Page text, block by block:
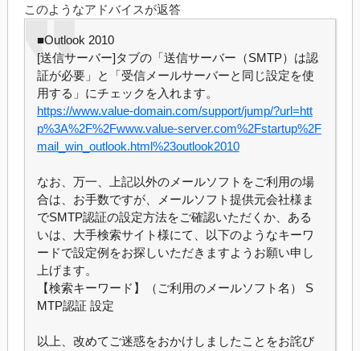
このようなアドバイスが返答
■Outlook 2010
[送信サーバー]タブの「送信サーバー（SMTP）は認
証が必要」と「受信メールサーバーと同じ設定を使
用する」にチェックを入れます。
https://www.value-domain.com/support/jump/?url=htt
p%3A%2F%2Fwww.value-server.com%2Fstartup%2F
mail_win_outlook.html%23outlook2010
なお、万一、上記以外のメールソフトをご利用の場
合は、お手数ですが、メールソフト提供元会社様ま
でSMTP認証の設定方法をご確認いただくか、ある
いは、大手検索サイト様にて、以下のようなキーワ
ードで設定例をお探しいただきますようお願い申し
上げます。
【検索キーワード】（ご利用のメールソフト名） S
MTP認証 設定
以上、改めてご迷惑をおかけしましたことをお詫び